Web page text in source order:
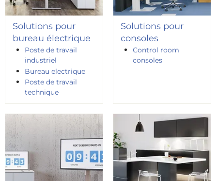
Solutions pour
bureau électrique
Poste de travail
industriel
Bureau electrique
Poste de travail
technique
Solutions pour
consoles
Control room
consoles